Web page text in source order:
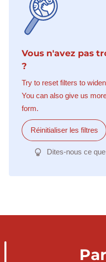
Vous n'avez pas
?
Try to reset filters to
You can also give us
form.
Réinitialiser les filtres
Dites-nous ce